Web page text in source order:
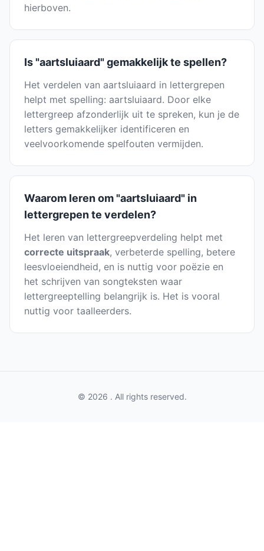
hierboven.
Is "aartsluiaard" gemakkelijk te spellen?
Het verdelen van aartsluiaard in lettergrepen
helpt met spelling: aartsluiaard. Door elke
lettergreep afzonderlijk uit te spreken, kun je de
letters gemakkelijker identificeren en
veelvoorkomende spelfouten vermijden.
Waarom leren om "aartsluiaard" in
lettergrepen te verdelen?
Het leren van lettergreepverdeling helpt met
correcte uitspraak, verbeterde spelling, betere
leesvloeiendheid, en is nuttig voor poëzie en
het schrijven van songteksten waar
lettergreeptelling belangrijk is. Het is vooral
nuttig voor taalleerders.
© 2026 . All rights reserved.